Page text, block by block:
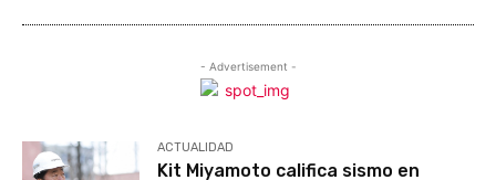
- Advertisement -
ACTUALIDAD
Kit Miyamoto califica sismo en